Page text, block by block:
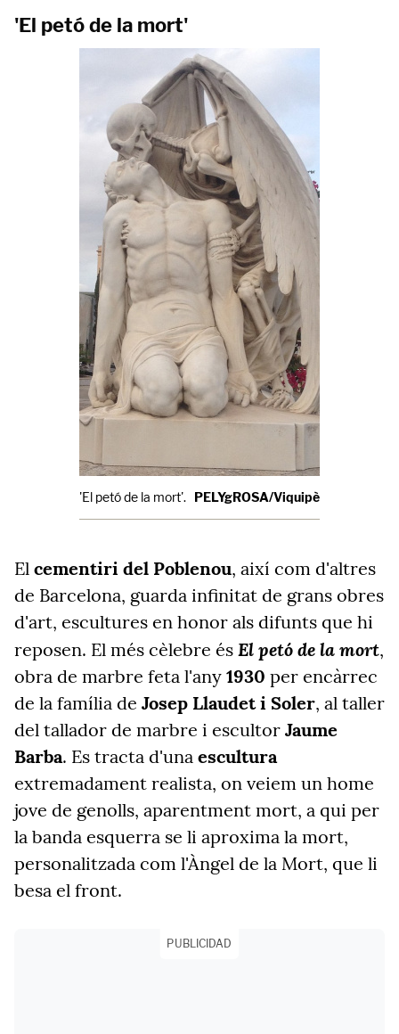
'El petó de la mort'
'El petó de la mort'. PELYgROSA/Viquipèdia
El cementiri del Poblenou, així com d'altres
de Barcelona, guarda infinitat de grans obres
d'art, escultures en honor als difunts que hi
reposen. El més cèlebre és El petó de la mort,
obra de marbre feta l'any 1930 per encàrrec
de la família de Josep Llaudet i Soler, al taller
del tallador de marbre i escultor Jaume
Barba. Es tracta d'una escultura
extremadament realista, on veiem un home
jove de genolls, aparentment mort, a qui per
la banda esquerra se li aproxima la mort,
personalitzada com l'Àngel de la Mort, que li
besa el front.
PUBLICIDAD